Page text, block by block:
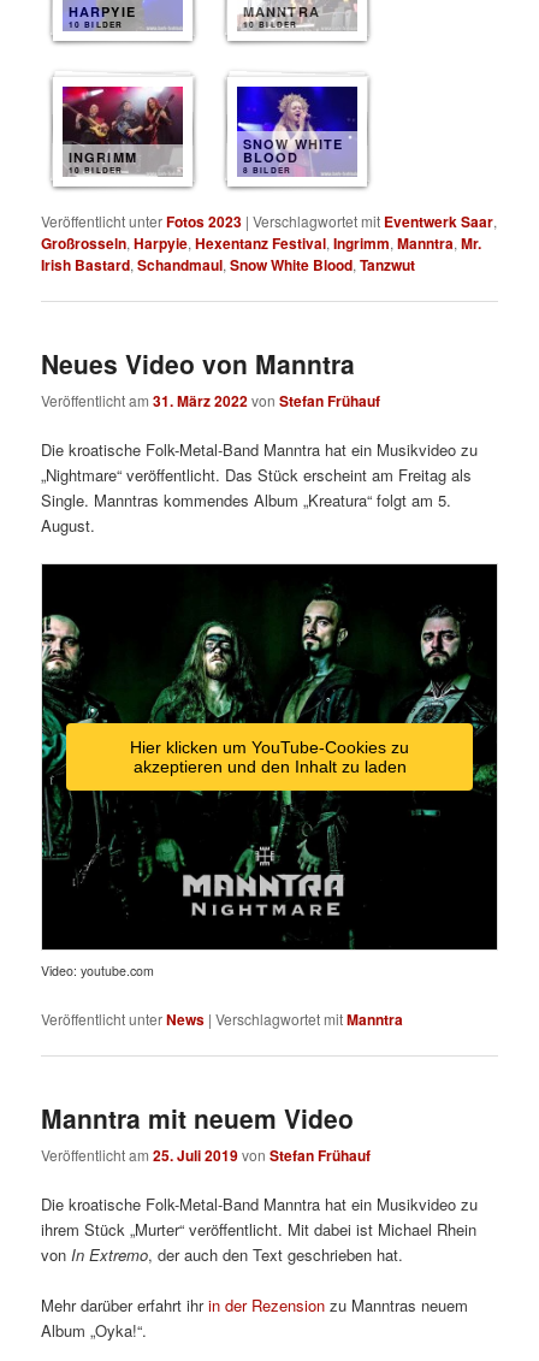
HARPYIE
10 BILDER
MANNTRA
10 BILDER
INGRIMM
10 BILDER
SNOW WHITE
BLOOD
8 BILDER
Veröffentlicht unterFotos 2023 |Verschlagwortet mit Eventwerk Saar,
Großrosseln,Harpyie,Hexentanz Festival,Ingrimm,Manntra,Mr.
Irish Bastard,Schandmaul,Snow White Blood,Tanzwut
Neues Video von Manntra
Veröffentlicht am31. März 2022vonStefan Frühauf
Die kroatische Folk-Metal-Band Manntra hat ein Musikvideo zu
„Nightmare“ veröffentlicht. Das Stück erscheint am Freitag als
Single. Manntras kommendes Album „Kreatura“ folgt am 5.
August.
Hier klicken um YouTube-Cookies zu
akzeptieren und den Inhalt zu laden
Video: youtube.com
Veröffentlicht unterNews |Verschlagwortet mitManntra
Manntra mit neuem Video
Veröffentlicht am25. Juli 2019vonStefan Frühauf
Die kroatische Folk-Metal-Band Manntra hat ein Musikvideo zu
ihrem Stück „Murter“ veröffentlicht. Mit dabei ist Michael Rhein
vonIn Extremo, der auch den Text geschrieben hat.
Mehr darüber erfahrt ihrin der Rezension zu Manntras neuem
Album „Oyka!“.